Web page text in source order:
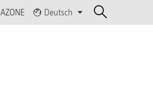
Deutsch